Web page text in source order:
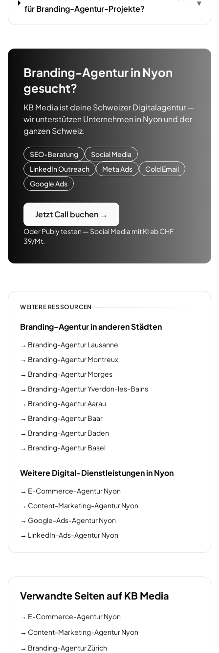
für Branding-Agentur-Projekte?
▾
Branding-Agenturin Nyon
gesucht?
KB Media ist deine Schweizer Digitalagentur —
wir unterstützen Unternehmen in Nyon und der
ganzen Schweiz.
SEO-Beratung
Social Media
LinkedIn Outreach
Meta Ads
Cold Email
Google Ads
Jetzt Call buchen →
Oder Publy testen — Social Media mit KI ab CHF
39/Mt.
WEITERE RESSOURCEN
Branding-Agentur in anderen Städten
→ Branding-Agentur Lausanne
→ Branding-Agentur Montreux
→ Branding-Agentur Morges
→ Branding-Agentur Yverdon-les-Bains
→ Branding-Agentur Aarau
→ Branding-Agentur Baar
→ Branding-Agentur Baden
→ Branding-Agentur Basel
Weitere Digital-Dienstleistungen in Nyon
→ E-Commerce-Agentur Nyon
→ Content-Marketing-Agentur Nyon
→ Google-Ads-Agentur Nyon
→ LinkedIn-Ads-Agentur Nyon
Verwandte Seiten auf KB Media
→ E-Commerce-Agentur Nyon
→ Content-Marketing-Agentur Nyon
→ Branding-Agentur Zürich